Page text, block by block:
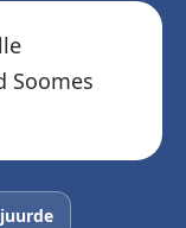
Soomes